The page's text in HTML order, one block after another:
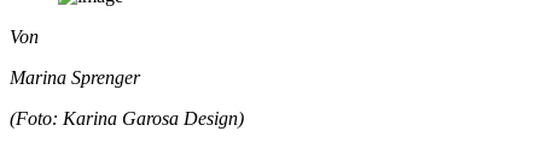
Von
Marina Sprenger
(Foto: Karina Garosa Design)